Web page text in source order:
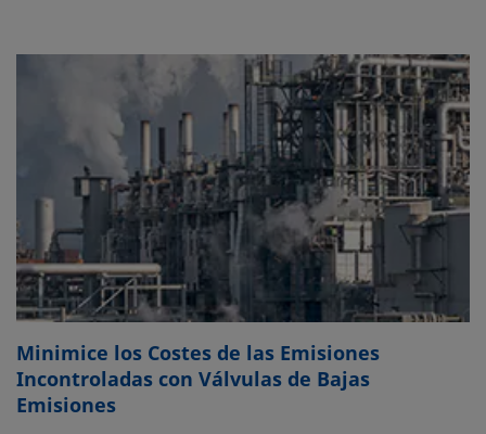
Minimice los Costes de las Emisiones
Incontroladas con Válvulas de Bajas
Emisiones